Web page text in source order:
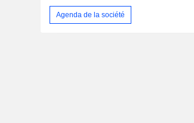
Agenda de la société